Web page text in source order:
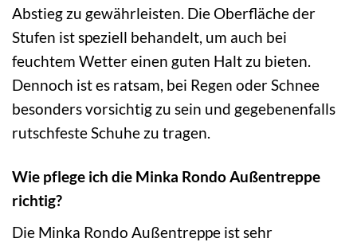
Abstieg zu gewährleisten. Die Oberfläche der
Stufen ist speziell behandelt, um auch bei
feuchtem Wetter einen guten Halt zu bieten.
Dennoch ist es ratsam, bei Regen oder Schnee
besonders vorsichtig zu sein und gegebenenfalls
rutschfeste Schuhe zu tragen.
Wie pflege ich die Minka Rondo Außentreppe
richtig?
Die Minka Rondo Außentreppe ist sehr